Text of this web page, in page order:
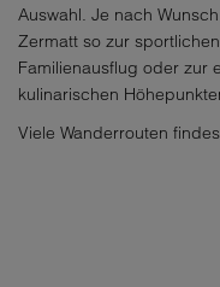
Auswahl. Je nach
Zermatt so zur
Familienausflug oder zur
kulinarischen
Viele Wanderrouten